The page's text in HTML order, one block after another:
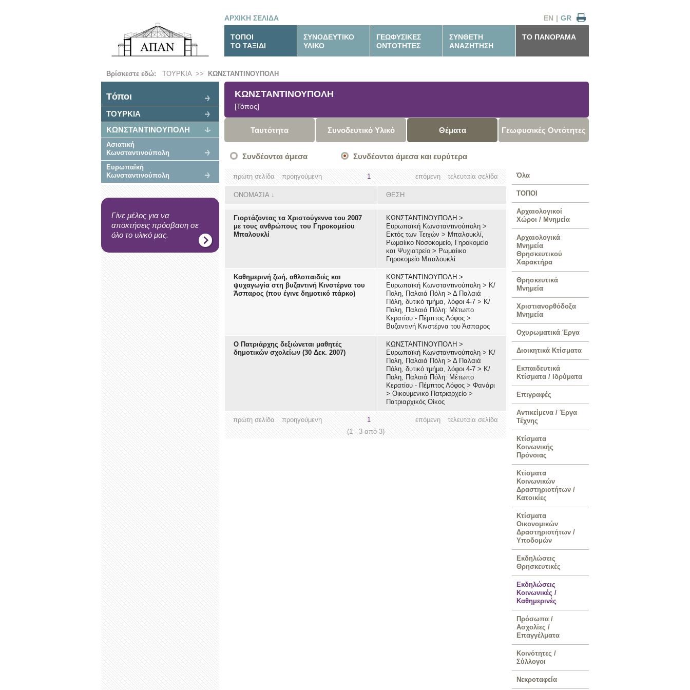
ΑΡΧΙΚΗ ΣΕΛΙΔΑ GR
|
EN
ΤΟΠΟΙ
ΤΟ ΤΑΞΙΔΙ
ΣΥΝΟΔΕΥΤΙΚΟ
ΥΛΙΚΟ
ΓΕΩΦΥΣΙΚΕΣ
ΟΝΤΟΤΗΤΕΣ
ΣΥΝΘΕΤΗ
ΑΝΑΖΗΤΗΣΗ
ΤΟ ΠΑΝΟΡΑΜΑ
Βρίσκεστε εδώ: ΤΟΥΡΚΙΑ>> ΚΩΝΣΤΑΝΤΙΝΟΥΠΟΛΗ
Tόποι
ΤΟΥΡΚΙΑ
ΚΩΝΣΤΑΝΤΙΝΟΥΠΟΛΗ
Ασιατική
Κωνσταντινούπολη
Ευρωπαϊκή
Κωνσταντινούπολη
Γίνε μέλος για να
αποκτήσεις πρόσβαση σε
όλο το υλικό μας.
ΚΩΝΣΤΑΝΤΙΝΟΥΠΟΛΗ
[Τόπος]
Ταυτότητα Συνοδευτικό Υλικό Θέματα Γεωφυσικές Οντότητες
Συνδέονται άμεσα Συνδέονται άμεσα και ευρύτερα
τελευταία σελίδα
επόμενη
πρώτη σελίδα προηγούμενη 1
ΟΝΟΜΑΣΙΑ↓ ΘΕΣΗ
Γιορτάζοντας τα Χριστούγεννα του 2007
με τους ανθρώπους του Γηροκομείου
Μπαλουκλί
ΚΩΝΣΤΑΝΤΙΝΟΥΠΟΛΗ >
Ευρωπαϊκή Κωνσταντινούπολη >
Εκτός των Τειχών > Μπαλουκλί,
Ρωμαίικο Νοσοκομείο, Γηροκομείο
και Ψυχιατρείο > Ρωμαίικο
Γηροκομείο Μπαλουκλί
Καθημερινή ζωή, αθλοπαιδιές και
ψυχαγωγία στη βυζαντινή Κινστέρνα του
Άσπαρος (που έγινε δημοτικό πάρκο)
ΚΩΝΣΤΑΝΤΙΝΟΥΠΟΛΗ >
Ευρωπαϊκή Κωνσταντινούπολη > Κ/
Πολη, Παλαιά Πόλη > Δ Παλαιά
Πόλη, δυτικό τμήμα, λόφοι 4-7 > Κ/
Πολη, Παλαιά Πόλη: Μέτωπο
Κερατίου - Πέμπτος Λόφος >
Βυζαντινή Κινστέρνα του Άσπαρος
Ο Πατριάρχης δεξιώνεται μαθητές
δημοτικών σχολείων (30 Δεκ. 2007)
ΚΩΝΣΤΑΝΤΙΝΟΥΠΟΛΗ >
Ευρωπαϊκή Κωνσταντινούπολη > Κ/
Πολη, Παλαιά Πόλη > Δ Παλαιά
Πόλη, δυτικό τμήμα, λόφοι 4-7 > Κ/
Πολη, Παλαιά Πόλη: Μέτωπο
Κερατίου - Πέμπτος Λόφος > Φανάρι
> Οικουμενικό Πατριαρχείο >
Πατριαρχικός Οίκος
τελευταία σελίδα
επόμενη
πρώτη σελίδα προηγούμενη
1
(1 - 3 από 3)
Όλα
ΤΟΠΟΙ
Αρχαιολογικοί
Χώροι / Μνημεία
Αρχαιολογικά
Μνημεία
Θρησκευτικού
Χαρακτήρα
Θρησκευτικά
Μνημεία
Χριστιανορθόδοξα
Μνημεία
Οχυρωματικά Έργα
Διοικητικά Κτίσματα
Εκπαιδευτικά
Κτίσματα / Ιδρύματα
Επιγραφές
Αντικείμενα / Έργα
Τέχνης
Κτίσματα
Κοινωνικής
Πρόνοιας
Κτίσματα
Κοινωνικών
Δραστηριοτήτων /
Κατοικίες
Κτίσματα
Οικονομικών
Δραστηριοτήτων /
Υποδομών
Εκδηλώσεις
Θρησκευτικές
Εκδηλώσεις
Κοινωνικές /
Καθημερινές
Πρόσωπα /
Ασχολίες /
Επαγγέλματα
Κοινότητες /
Σύλλογοι
Νεκροταφεία